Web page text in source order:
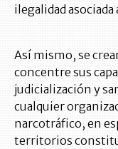
ilegalidad
Así mismo, se
concentre sus
judicialización y
cualquier
narcotráfico, en
territorios